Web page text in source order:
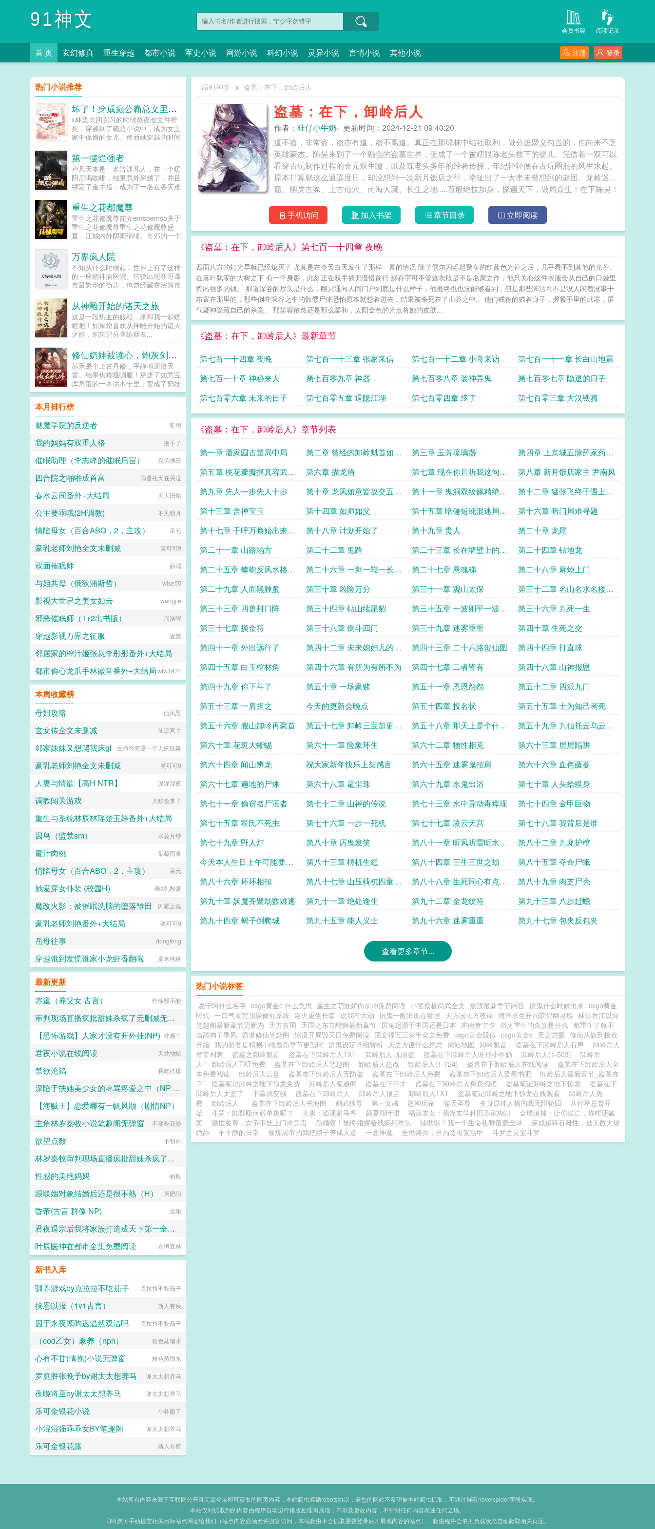
91神文 阅读记录
会员书架
首 页 玄幻修真 重生穿越 都市小说 军史小说 网游小说 科幻小说 灵异小说 言情小说 其他小说 登录
注册
91神文 > 盗墓：在下，卸岭后人
盗墓：在下，卸岭后人
作者： 旺仔小牛奶· 更新时间：2024-12-21 09:40:20
道不盗，非常盗，盗亦有道，盗不离道。真正在那绿林中结社取利，做分赃聚义勾当的，也向来不乏
英雄豪杰。陈昊来到了一个融合的盗墓世界，变成了一个被瞎眼陈老头救下的婴儿。凭借着一双可以
看穿古玩制作过程的金元双生瞳，以及陈老头多年的经验传授，年纪轻轻便在古玩圈混的风生水起。
原本打算就这么逍遥度日，却没想到一次新月饭店之行，牵扯出了一大串未曾想到的谜团。龙岭迷
窟、幽灵古冢、上古仙穴、南海大藏、长生之地.....百般绝技加身，探遍天下，做局众生！在下陈昊！
手机访问
加入书架 章节目录 立即阅读
《盗墓：在下，卸岭后人》第七百一十四章 夜晚
四面八方的灯光早就已经熄灭了 尤其是在今天白天发生了那样一幕的情况 除了偶尔闪烁起警车的红蓝色光芒之后，几乎看不到其他的光芒。
在落叶飘零的大树之下 有一个身影，此刻正在双手插兜慢慢前行 赵存宇可不管这衣服是不是名家之作，他只关心这件衣服会从自己的口袋里
掏出很多的钱。 那道深谷的尽头是什么，幽冥通向人间门户到底是什么样子，他最终也也没能够看到，但是那些阵法可不是没人闲着没事干
布置在那里的，那些倒在深谷之中的骷髅尸体恐怕原本就想着进去，结果被杀死在了山谷之中。 他们戒备的猫着身子，握紧手里的武器，屏
气凝神隐藏自己的杀意。 那笑容依然还是那么柔和，太阳金色的光点将她的皮肤...
《盗墓：在下，卸岭后人》最新章节
第七百一十四章 夜晚 第七百一十三章 张家来信 第七百一十二章 小哥来访
第七百一十一章 长白山地震
第七百一十章 神秘来人
第七百零九章 神器 第七百零八章 装神弄鬼
第七百零七章 隐退的日子
第七百零六章 未来的日子
第七百零五章 退隐江湖 第七百零四章 终了 第七百零三章 大汉铁骑
《盗墓：在下，卸岭后人》章节列表
第一章 潘家园古董局中局
第二章 曾经的卸岭魁首如今
的瞎眼老头
第三章 玉芳琉璃盏
第四章 上京城五脉药家药不
然
第五章 桃花瓣瓣抠真容武皇
玉面似鸾凤
第六章 描龙眉
第七章 现在你且听我这句话
是真还是假
第八章 新月饭店家主 尹南风
第九章 先人一步先人十步
第十章 龙凤如意皆故交五湖
四海水涛涛
第十一章 鬼洞双纹佩精绝古
城
第十二章 猛张飞终于遇上刘
备了
第十三章 含禅宝玉 第十四章 如师如父
第十五章 暗碰短讹混迷局一
对招子辨难题
第十六章 暗门局难寻题
第十七章 千呼万唤始出来犹
抱琵琶半遮面
第十八章 计划开始了 第十九章 贵人
第二十章 龙尾
第二十一章 山路塌方
第二十二章 鬼路
第二十三章 长在墙壁上的女
人头
第二十四章 钻地龙
第二十五章 螭吻反风水格局
的石门把手
第二十六章 一剑一鞭一长枪
三眼二眉平中央
第二十七章 悬魂梯
第二十八章 麻烦上门
第二十九章 人面黑腄蚃
第三十章 凶险万分 第三十一章 观山太保
第三十二章 名山名水名楼殿
江龙泛海平常现
第三十三章 四兽封门阵 第三十四章 钻山续尾貂
第三十五章 一波刚平一波再
起
第三十六章 九死一生
第三十七章 摸金符
第三十八章 倒斗四门 第三十九章 迷雾重重
第四十章 生死之交
第四十一章 外出远行了
第四十二章 未来媳妇儿的羊
毛不薅白不薅
第四十三章 二十八路贺仙图
第四十四章 打直球
第四十五章 白玉棺材角
第四十六章 有所为有所不为 第四十七章 二者皆有
第四十八章 山神报恩
第四十九章 你下斗了
第五十章 一场豪赌 第五十一章 恩恩怨怨
第五十二章 四派九门
第五十三章 一肩担之
今天的更新会晚点 第五十四章 投名状
第五十五章 士为知己者死
第五十六章 搬山卸岭再聚首
第五十七章 卸岭三宝加更第
三章
第五十八章 那天上是个什么
东西
第五十九章 九仙托云乌云压
坠
第六十章 花斑大蜥蜴 第六十一章 险象环生 第六十二章 物性相克
第六十三章 层层陷阱
第六十四章 闻山辨龙
祝大家新年快乐上架感言 第六十五章 迷雾鬼拍肩
第六十六章 血色藤蔓
第六十七章 遍地的尸体
第六十八章 雮尘珠 第六十九章 水鬼出浴
第七十章 人头蛤蟆身
第七十一章 偷窃者尸语者
第七十二章 山神的传说 第七十三章 水中异动毒瘴现
第七十四章 金甲巨物
第七十五章 霍氏不死虫
第七十六章 一步一死机 第七十七章 凌云天宫
第七十八章 我背后是谁
第七十九章 野人灯
第八十章 厉鬼发笑
第八十一章 听风听雷听水之
法
第八十二章 九龙护棺
今天本人生日上午可能要休
息一下
第八十三章 梼杌生翅 第八十四章 三生三世之劫
第八十五章 夺命尸蛾
第八十六章 环环相扣
第八十七章 山压梼杌四童引
灯
第八十八章 生死同心有点燃
胖爷高光时刻
第八十九章 肉芝尸壳
第九十章 妖魔齐聚劫数难逃
第九十一章 绝处逢生 第九十二章 金龙纹符
第九十三章 八步赶蟾
第九十四章 蝎子倒爬城
第九十五章 能人义士 第九十六章 迷雾重重 第九十七章 包夹反包夹
查看更多章节...
热门小说标签
夏宁叫什么名字 csgo黄金c 什么意思 重生之萌娃娇向前冲免费阅读 小警察杨尚武全文 亵渎最新章节内容 厉鬼什么时候出来 csgo黄金
时代 一口气看完顶级修仙系统 浴火重生长篇 说我有大劫 厉鬼一般出现在哪里 天方国天方夜谭 海洋求生开局获得幽灵船 林知意江以琛
笔趣阁最新章节更新内 天方古国 天国之东方醒狮最新章节 厉鬼起源于中国还是日本 霍南萧宁夕 浴火重生的含义是什么 都重生了就不
当舔狗了季风 霸道修仙笔趣阁 综漫开局毁灭日免费阅读 团宠福宝三岁半全文免费 csgo黄金段位 csgo黄金s 天之方蹶 修仙从做到极致
开始 我的老婆是精测小雨最新章节更新时 厉鬼设定详细解析 天之方蹶什么意思 网站地图 卸岭魁首 盗墓在下卸岭后人有声
卸岭后人
章节列表
盗墓之卸岭魁首 盗墓在下卸岭后人TXT 卸岭后人 无防盗 盗墓在下卸岭后人旺仔小牛奶 卸岭后人(1-503)
卸岭后
人
卸岭后人TXT免费 盗墓在下卸岭后人笔趣阁 卸岭后人起点 卸岭后人(1-724) 盗墓在下卸岭后人在线阅读
盗墓在下卸岭后人全
本免费阅读
卸岭后人云盘 盗墓在下卸岭后人无防盗 盗墓在下卸岭后人免费 盗墓在下卸岭后人爱看书吧
卸岭后人最新章节_盗墓在
下
盗墓笔记卸岭之地下惊龙免费 卸岭后人笔趣阁 盗墓在下不才 盗墓在下卸岭后人免费阅读 盗墓笔记卸岭之地下惊龙
盗墓在下
卸岭后人太监了
下墓就变强 盗墓在下卸岭后人 卸岭后人顶点 卸岭后人TXT 盗墓笔记卸岭之地下惊龙在线观看
卸岭后人免
费
卸岭后人_ 盗墓在下卸岭后人书海阁 剑武独尊 第一女婿 超神玩家 噬天圣尊 变身原神人物的我无限轮回
从行星总督开
始
斗罗：能群殴何必单挑呢？ 大唐：逍遥驸马爷 颜夏顾叶珺 福运农女：我靠玄学种田养家糊口
全球追捕：让你逃亡，你咋还破
案
隐世魔尊，女帝带娃上门求负责 新婚夜！她悔婚嫁给残疾死对头 辅助弱？我一个生命礼赞覆盖全球
穿成超稀有雌性，被无数大佬
跪舔
不平静的日常 修炼成帝的我把娘子养成天道 一念神魔 全民铸兵：开局造出复活甲 斗罗之灵宝斗罗
热门小说推荐
坏了！穿成癫公霸总文里保姆女儿
x林染大四实习的时候熬夜改文件猝
死，穿越到了霸总小说中，成为女主
家中保姆的女儿。然而她穿越的时间
癫霸总。现在的女主喜欢的是高中的
高冷校草燕景安。她以高额的报酬聘
请林染成为护草使者。林染回想前世
为了三千五的工资熬夜猝死的惨状，
欢天喜地的答应了。江州大学大一新
第一摆烂强者
卢凡天本是一名普通凡人，在一个暖
阳后喝咖啡，结果意外穿越了，并且
绑定了金手指，成为了一名在各灾难
难？不！对于卢凡天来说，这些都是
小意思！他手握金手指，在诸天里直
接躺赢了！...
重生之花都魔尊
重生之花都魔尊简介emspemsp关于
重生之花都魔尊重生之花都魔尊盛
夏，江城内外阴雨绵绵。市郊的一个
沙泥，渐渐露出了一具被藏在下面的
年轻的尸体天空闪过一道惊雷，一股
紫色的闪电从天而降，生生的劈在了
这具尸体上面。这道闪电直透地下，
不断在山间爆闪出一连串的恐怖电
冥雷降世...
万界疯人院
不知从什么时候起，世界上有了这样
的一座精神病医院。它曾出现在哥谭
市最繁华的街边，也曾经藏在浣熊市
案集中有过一小段的描写，也可能在
汉尼拔的影片中有过一秒钟的画面有
人说，里面穿着护士服的女孩有点像
哈莉奎茵，也有人说，二楼的病房里
的老头自称莫里亚蒂教授，有人在走
人在床下翻出了画着小丑的纸牌，主
治医师永远懒懒散散的样子，地板缝
里总渗出莫名其妙的血迹。如果有一
天，你在下班路上偶然看到了一间陌
生的医院，那么不论你有没有病欢迎
光临。书友群912404715如果您喜
欢万界疯人院，别忘记分享给朋友...
从神雕开始的诸天之旅
这是一段热血的旅程…来和我一起瞧
瞧吧！如果您喜欢从神雕开始的诸天
之旅，别忘记分享给朋友...
修仙奶娃被读心，炮灰剑修杀疯了
苏禾是个上古丹修，平静地迎接天
雷。结果焦糊嘎嘣脆！穿进了如意宝
库角落的一本话本子里，变成了奶娃
娃。祖祖她还没被娘亲抱够，就要变
成药丸子了？没想到她娘亲竟然是话
本字里头号大冤种，从小就是为他人
准备的药人，本应该难产而死，谁知
道被苏禾一颗废丹救了回来。娘，你
小小的奶团子苏禾被二号冤种外祖...
本月排行榜
魅魔学院的反逆者
听雨
我的妈妈有双重人格 瘦不了
催眠助理（李志峰的催眠后宫） 克劳德云
四合院之啪啪成首富 雨是苍天在哭泣
春水云间番外+大结局 天人旧馆
公主要乖哦(2H调教) 不见明月
情陷母女（百合ABO，2，主攻） 呆元
豪乳老师刘艳全文未删减 笑可可9
双面催眠师 丽端
与姐共母（俄狄浦斯哲） wise55
影视大世界之美女如云 wangjie
邪恶催眠师（1+2出书版） 周浩晖
穿越影视万界之征服 壹樂
邻居家的榨汁姬张悬李彤彤番外+大结局
刹那雪
都市偷心龙爪手林徽音番外+大结局wtw1974
本周收藏榜
母姐攻略
西风恶
玄女传全文未删减 仙源宫主
邻家妹妹又想爬我床gl 生命终究是一个人的狂舞
豪乳老师刘艳全文未删减 笑可可9
人妻与情欲【高H NTR】 深深深夜
调教闯关游戏 大鲸鱼来了
重生与系统林辰林瑶楚玉婷番外+大结局
小火龙
囚鸟（监禁sm） 水菱月纱
蜜汁肉桃 棠梨煎雪
情陷母女（百合ABO，2，主攻） 呆元
她爱穿女仆装 (校园H) 维a乳酸膏
魔改火影：被催眠洗脑的堕落雏田 闪耀之魂
豪乳老师刘艳番外+大结局 笑可可9
岳母往事 dongfeng
穿越饿到发慌谁家小龙虾香翻啦 麦米格格
最新更新
赤鸾（养父女 古言）
柠檬酸不酸
审判现场直播疯批甜妹杀疯了无删减无弹窗
不要吃花卷
【恐怖游戏】人家才没有开外挂(NP) 梓易丫
君夜小说在线阅读 天龙地蛇
禁欲沦陷 我吃柠檬
深陷于扶她美少女的辱骂疼爱之中（NP 高H）
甜甜仙贝
【海贼王】恋爱哪有一帆风顺（剧情NP）
飙马厉刀
主角林岁秦牧小说笔趣阁无弹窗 不要吃花卷
欲望点数 不明白
林岁秦牧审判现场直播疯批甜妹杀疯了全集免费阅读
不要吃花卷
性感的美艳妈妈 柏毅
跟联姻对象结婚后还是很不熟（H） 啊肥阿
昏帝(古言 群像 NP) 晨乐
君夜退宗后我将家族打造成天下第一全集免费阅读
天龙地蛇
叶辰医神在都市全集免费阅读 永恒森林
新书入库
驯养游戏by克拉拉不吃茄子
克拉拉不吃茄子
挟恩以报（1v1古言） 斯人有疾
囚于永夜顾昀迟温然双洁吗 克拉拉不吃茄子
（cod乙女）豢养（nph） 粉色蒸馏水
心有不甘(情挽)小说无弹窗 粉色蒸馏水
罗庭胜张晚予by谢太太想养马 谢太太想养马
夜晚将至by谢太太想养马 谢太太想养马
乐可金银花小说 小林困了
小混混强乖乖女BY笔趣阁 谢太太想养马
乐可金银花露 斯人有疾
本站所有内容来源于互联网公开且无需登录即可获取的网页内容，本站爬虫遵循robots协议，若您的网站不希望被本站爬虫抓取，可通过屏蔽novelspider字段实现。
本站仅对抓取到的内容由程序自动进行排版处理再展现，不涉及更改内容，不针对任何内容表述任何立场。
同时您可手动提交相关目标站点网址给我们（站点内容必须允许游客访问，本站爬虫不会抓取需要登录后才展现内容的站点），爬虫程序会依据负载状态自动爬取相关页面。